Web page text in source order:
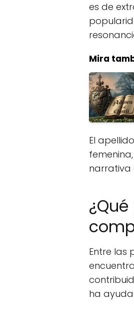
es de
Mira
El
femenina,
narrativa
Entre las
ha